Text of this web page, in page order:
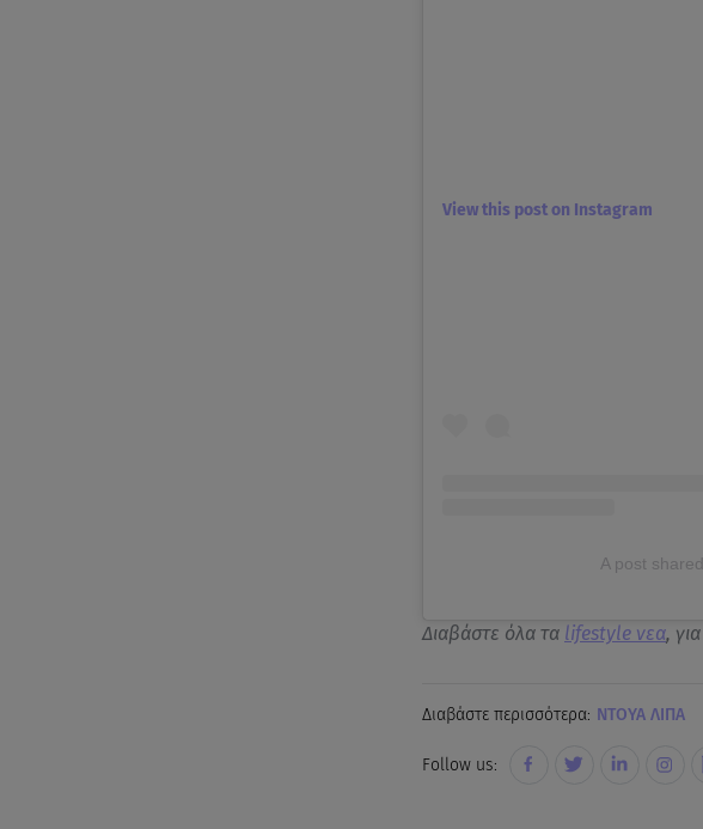
View this post on Instagram
A post
Διαβάστε όλα τα lifestyle νεα, για
Διαβάστε περισσότερα: ΝΤΟΥΑ ΛΙΠΑ
Follow us: